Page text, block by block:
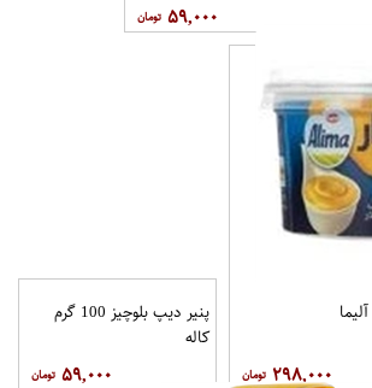
۵۹,۰۰۰
۲۹۸,۰۰۰
پنیر دیپ بلوچیز 100 گرم
کاله
۵۹,۰۰۰